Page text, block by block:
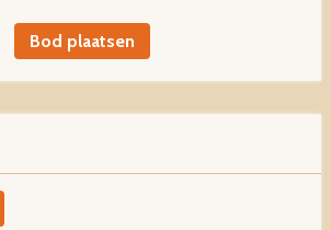
Bod plaatsen